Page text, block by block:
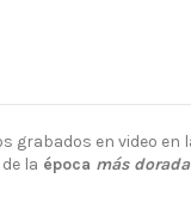
en video en
la época más